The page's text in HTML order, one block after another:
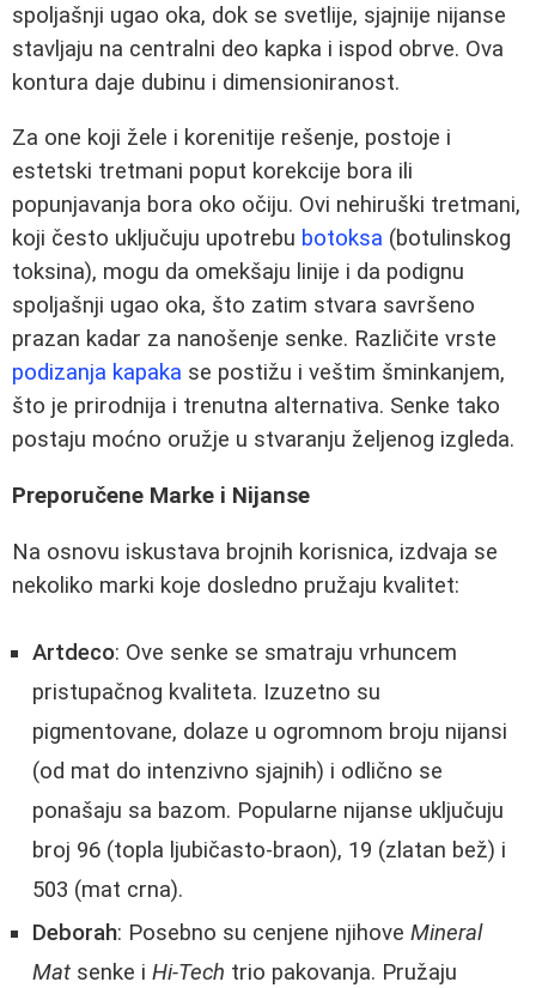
spoljašnji ugao oka, dok se svetlije, sjajnije nijanse
stavljaju na centralni deo kapka i ispod obrve. Ova
kontura daje dubinu i dimensioniranost.
Za one koji žele i korenitije rešenje, postoje i
estetski tretmani poput korekcije bora ili
popunjavanja bora oko očiju. Ovi nehiruški tretmani,
koji često uključuju upotrebu botoksa (botulinskog
toksina), mogu da omekšaju linije i da podignu
spoljašnji ugao oka, što zatim stvara savršeno
prazan kadar za nanošenje senke. Različite vrste
podizanja kapaka se postižu i veštim šminkanjem,
što je prirodnija i trenutna alternativa. Senke tako
postaju moćno oružje u stvaranju željenog izgleda.
Preporučene Marke i Nijanse
Na osnovu iskustava brojnih korisnica, izdvaja se
nekoliko marki koje dosledno pružaju kvalitet:
Artdeco: Ove senke se smatraju vrhuncem
pristupačnog kvaliteta. Izuzetno su
pigmentovane, dolaze u ogromnom broju nijansi
(od mat do intenzivno sjajnih) i odlično se
ponašaju sa bazom. Popularne nijanse uključuju
broj 96 (topla ljubičasto-braon), 19 (zlatan bež) i
503 (mat crna).
Deborah: Posebno su cenjene njihove Mineral
Mat senke i Hi-Tech trio pakovanja. Pružaju